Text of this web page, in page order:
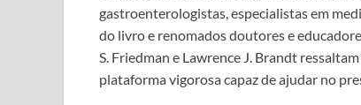
gastroenterologistas, especialistas em
do livro e renomados doutores e
S. Friedman e Lawrence J. Brandt
plataforma vigorosa capaz de ajudar no